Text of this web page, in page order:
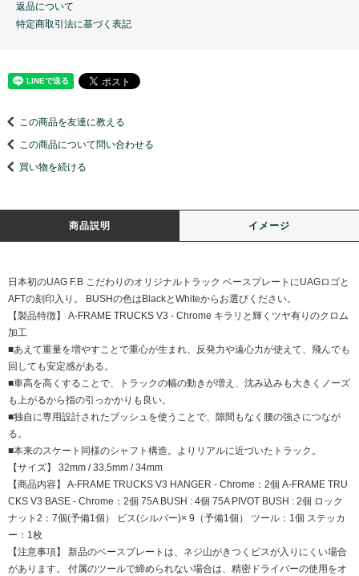
返品について
特定商取引法に基づく表記
この商品を友達に教える
この商品について問い合わせる
買い物を続ける
商品説明 イメージ
日本初のUAG F.B こだわりのオリジナルトラック ベースプレートにUAGロゴと
AFTの刻印入り。 BUSHの色はBlackとWhiteからお選びください。
【製品特徴】 A-FRAME TRUCKS V3 - Chrome キラリと輝くツヤ有りのクロム
加工
■あえて重量を増やすことで重心が生まれ、反発力や遠心力が使えて、飛んでも
回しても安定感がある。
■車高を高くすることで、トラックの幅の動きが増え、沈み込みも大きくノーズ
も上がるから指の引っかかりも良い。
■独自に専用設計されたブッシュを使うことで、隙間もなく腰の強さにつなが
る。
■本来のスケート同様のシャフト構造。よりリアルに近づいたトラック。
【サイズ】 32mm / 33.5mm / 34mm
【商品内容】 A-FRAME TRUCKS V3 HANGER - Chrome：2個 A-FRAME TRU
CKS V3 BASE - Chrome：2個 75A BUSH : 4個 75A PIVOT BUSH : 2個 ロック
ナット2：7個(予備1個） ビス(シルバー)× 9（予備1個） ツール：1個 ステッカ
ー：1枚
【注意事項】 新品のベースプレートは、ネジ山がきつくビスが入りにくい場合
があります。 付属のツールで締められない場合は、精密ドライバーの使用をオ